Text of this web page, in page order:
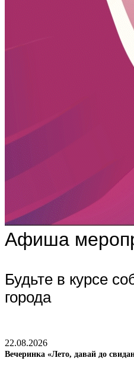
Афиша
Будьте в курсе
города
22.08.2026
Вечеринка «Лето, давай до